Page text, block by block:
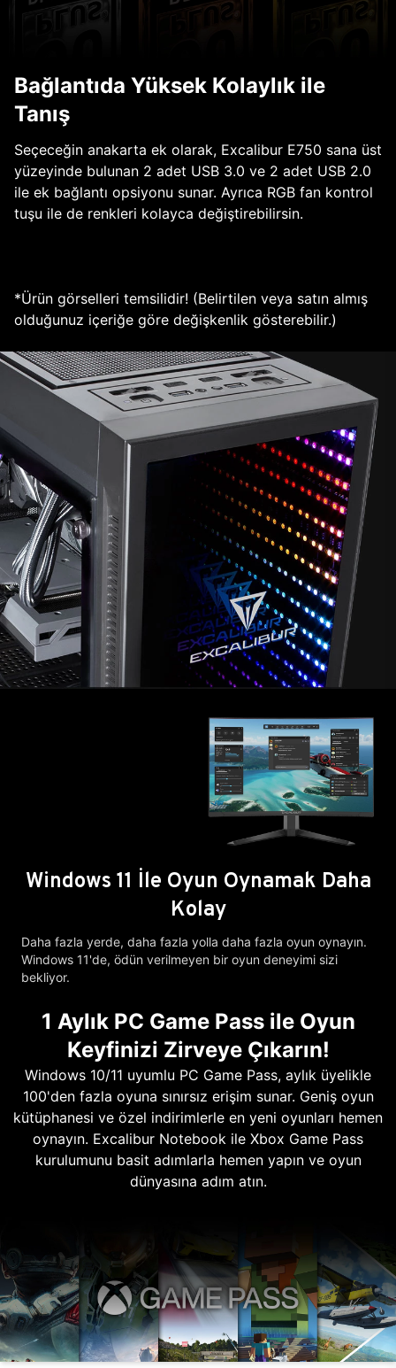
Bağlantıda Yüksek Kolaylık ile
Tanış
Seçeceğin anakarta ek olarak, Excalibur E750 sana üst
yüzeyinde bulunan 2 adet USB 3.0 ve 2 adet USB 2.0
ile ek bağlantı opsiyonu sunar. Ayrıca RGB fan kontrol
tuşu ile de renkleri kolayca değiştirebilirsin.
*Ürün görselleri temsilidir! (Belirtilen veya satın almış
olduğunuz içeriğe göre değişkenlik gösterebilir.)
Windows 11 İle Oyun Oynamak Daha
Kolay
Daha fazla yerde, daha fazla yolla daha fazla oyun oynayın.
Windows 11'de, ödün verilmeyen bir oyun deneyimi sizi
bekliyor.
1 Aylık PC Game Pass ile Oyun
Keyfinizi Zirveye Çıkarın!
Windows 10/11 uyumlu PC Game Pass, aylık üyelikle
100'den fazla oyuna sınırsız erişim sunar. Geniş oyun
kütüphanesi ve özel indirimlerle en yeni oyunları hemen
oynayın. Excalibur Notebook ile Xbox Game Pass
kurulumunu basit adımlarla hemen yapın ve oyun
dünyasına adım atın.